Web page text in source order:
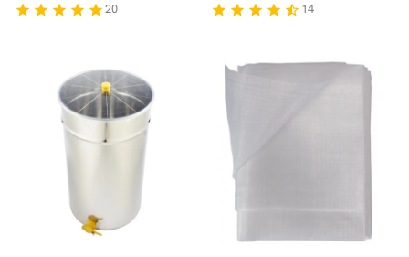
star star star star star20
star star star star star_half 14